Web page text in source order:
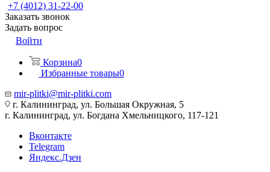
+7 (4012) 31-22-00
Заказать звонок
Задать вопрос
Войти
Корзина0
Избранные товары0
mir-plitki@mir-plitki.com
г. Калининград, ул. Большая Окружная, 5
г. Калининград, ул. Богдана Хмельницкого, 117-121
Вконтакте
Telegram
Яндекс.Дзен